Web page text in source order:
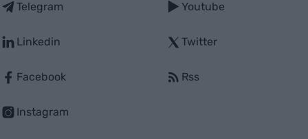
Telegram
Linkedin
Facebook
Instagram
Youtube
Twitter
Rss